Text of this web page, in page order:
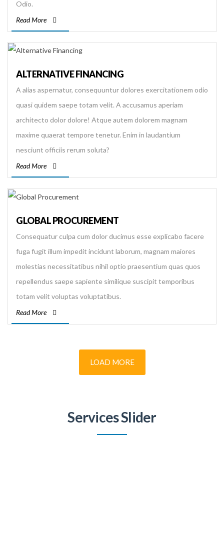
Odio.
Read More
ALTERNATIVE FINANCING
A alias aspernatur, consequuntur dolores exercitationem odio
quasi quidem saepe totam velit. A accusamus aperiam
architecto dolor dolore! Atque autem dolorem magnam
maxime quaerat tempore tenetur. Enim in laudantium
nesciunt officiis rerum soluta?
Read More
GLOBAL PROCUREMENT
Consequatur culpa cum dolor ducimus esse explicabo facere
fuga fugit illum impedit incidunt laborum, magnam maiores
molestias necessitatibus nihil optio praesentium quas quos
repellendus saepe sapiente similique suscipit temporibus
totam velit voluptas voluptatibus.
Read More
LOAD MORE
Services Slider